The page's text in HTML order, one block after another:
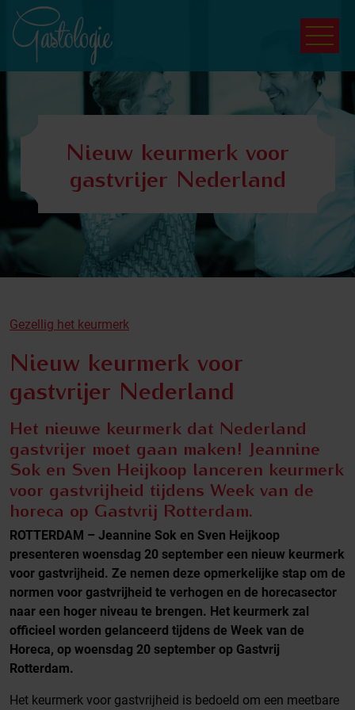
Nieuw keurmerk voor
gastvrijer Nederland
Gezellig het keurmerk
Nieuw keurmerk voor
gastvrijer Nederland
Het nieuwe keurmerk dat Nederland
gastvrijer moet gaan maken! Jeannine
Sok en Sven Heijkoop lanceren keurmerk
voor gastvrijheid tijdens Week van de
horeca op Gastvrij Rotterdam.
ROTTERDAM – Jeannine Sok en Sven Heijkoop
presenteren woensdag 20 september een nieuw keurmerk
voor gastvrijheid. Ze nemen deze opmerkelijke stap om de
normen voor gastvrijheid te verhogen en de horecasector
naar een hoger niveau te brengen. Het keurmerk zal
officieel worden gelanceerd tijdens de Week van de
Horeca, op woensdag 20 september op Gastvrij
Rotterdam.
Het keurmerk voor gastvrijheid is bedoeld om een meetbare